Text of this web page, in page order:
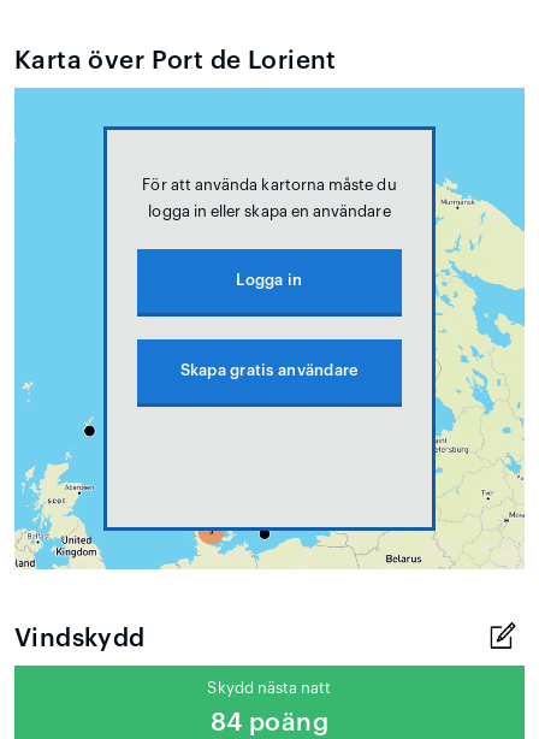
Karta över Port de Lorient
För att använda kartorna måste du
logga in eller skapa en användare
Logga in
Skapa gratis användare
Vindskydd
Skydd nästa natt
84 poäng